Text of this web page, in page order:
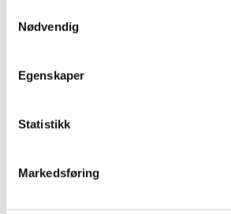
Nødvendig
Egenskaper
Statistikk
Markedsføring
Hvorfor er denne grøten
stabil energi gjennom
Ja, du kan bruke ulike nøtter,
tekstur.